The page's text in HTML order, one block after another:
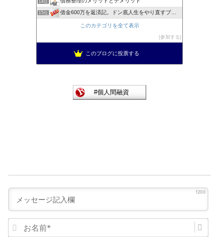
14位
15位 借金600万を返済記。ドン底人生をやり直すブログ。
このカテゴリを全て表示
参加する
このブログに投票する
1200